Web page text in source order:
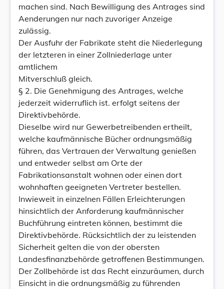
machen sind. Nach Bewilligung des Antrages sind
Aenderungen nur nach zuvoriger Anzeige
zulässig.
Der Ausfuhr der Fabrikate steht die Niederlegung
der letzteren in einer Zollniederlage unter
amtlichem
Mitverschluß gleich.
§ 2. Die Genehmigung des Antrages, welche
jederzeit widerruflich ist. erfolgt seitens der
Direktivbehörde.
Dieselbe wird nur Gewerbetreibenden ertheilt,
welche kaufmännische Bücher ordnungsmäßig
führen, das Vertrauen der Verwaltung genießen
und entweder selbst am Orte der
Fabrikationsanstalt wohnen oder einen dort
wohnhaften geeigneten Vertreter bestellen.
Inwieweit in einzelnen Fällen Erleichterungen
hinsichtlich der Anforderung kaufmännischer
Buchführung eintreten können, bestimmt die
Direktivbehörde. Rücksichtlich der zu leistenden
Sicherheit gelten die von der obersten
Landesfinanzbehörde getroffenen Bestimmungen.
Der Zollbehörde ist das Recht einzuräumen, durch
Einsicht in die ordnungsmäßig zu führenden